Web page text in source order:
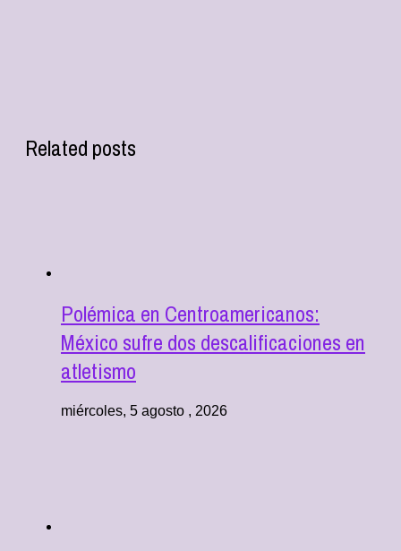
Related posts
Polémica en Centroamericanos:
México sufre dos descalificaciones en
atletismo
miércoles, 5 agosto , 2026